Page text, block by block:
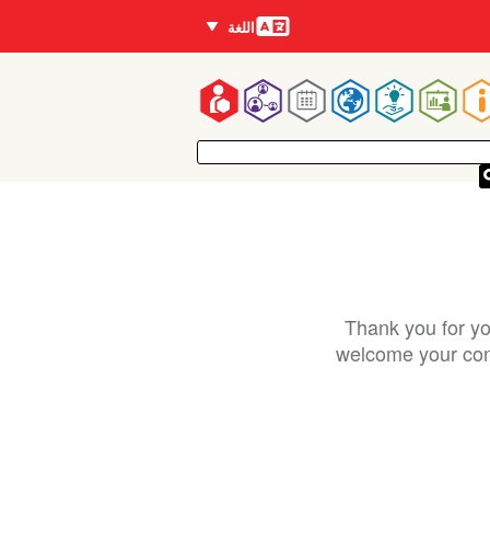
اللغات
اللغة
Thank you for
welcome your